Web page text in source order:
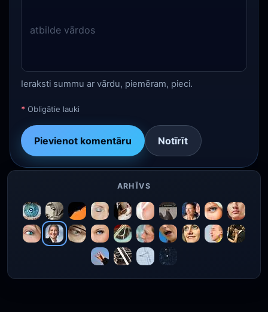
Ieraksti summu ar vārdu, piemēram, pieci.
* Obligātie lauki
Pievienot komentāru Notīrīt
ARHĪVS